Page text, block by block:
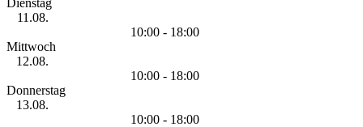
11.08.
10:00 - 18:00
Mittwoch
12.08.
10:00 - 18:00
Donnerstag
13.08.
10:00 - 18:00